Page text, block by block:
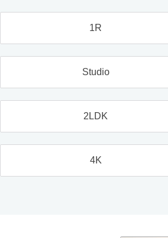
1R
Studio
2LDK
4K